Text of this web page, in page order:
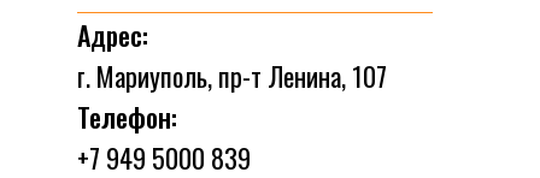
Адрес:
г. Мариуполь, пр-т Ленина, 107
Телефон:
+7 949 5000 839